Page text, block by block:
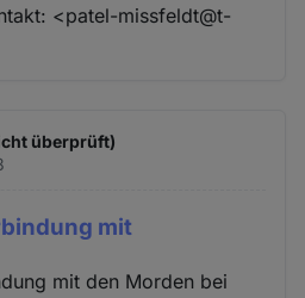
<patel-missfeldt@t-
überprüft)
mit
mit den Morden bei